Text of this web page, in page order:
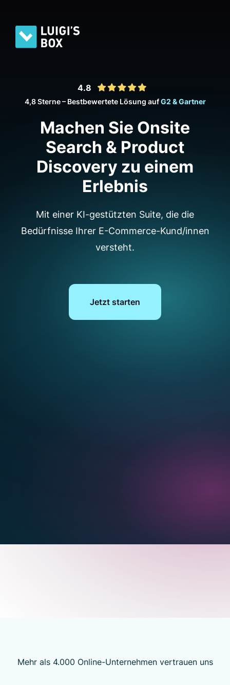
4.8
4,8 Sterne – Bestbewertete Lösung aufG2 & Gartner
Machen Sie Onsite
Search & Product
Discovery zu einem
Erlebnis
Mit einer KI-gestützten Suite, die die
Bedürfnisse Ihrer E-Commerce-Kund/innen
versteht.
Jetzt starten
Mehr als 4.000 Online-Unternehmen vertrauen uns